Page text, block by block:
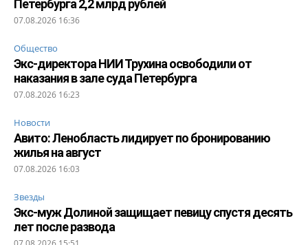
Петербурга 2,2 млрд рублей
07.08.2026 16:36
Общество
Экс-директора НИИ Трухина освободили от
наказания в зале суда Петербурга
07.08.2026 16:23
Новости
Авито: Ленобласть лидирует по бронированию
жилья на август
07.08.2026 16:03
Звезды
Экс-муж Долиной защищает певицу спустя десять
лет после развода